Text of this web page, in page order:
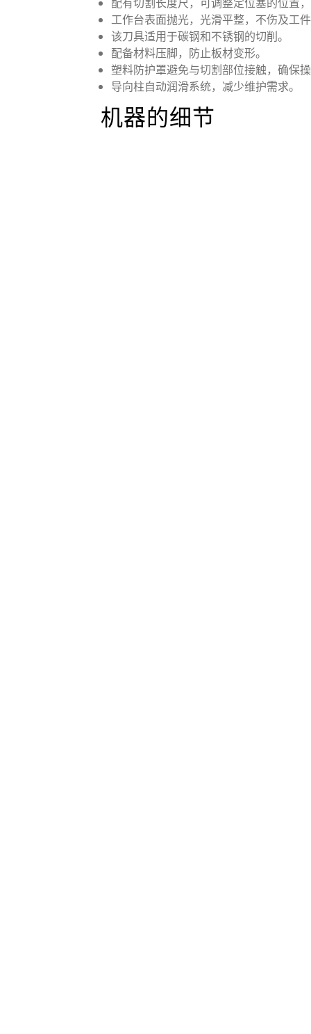
工作台表面抛光，光滑平整，不伤及工
该刀具适用于碳钢和不锈钢的切削。
配备材料压脚，防止板材变形。
塑料防护罩避免与切割部位接触，确保
导向柱自动润滑系统，减少维护需求。
机器的细节